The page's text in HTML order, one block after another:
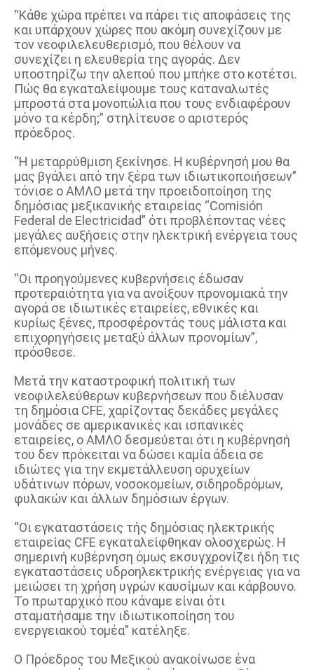
“Κάθε χώρα πρέπει να πάρει τις αποφάσεις της
και υπάρχουν χώρες που ακόμη συνεχίζουν με
τον νεοφιλελευθερισμό, που θέλουν να
συνεχίζει η ελευθερία της αγοράς. Δεν
υποστηρίζω την αλεπού που μπήκε στο κοτέτσι.
Πώς θα εγκαταλείψουμε τους καταναλωτές
μπροστά στα μονοπώλια που τους ενδιαφέρουν
μόνο τα κέρδη;” στηλίτευσε ο αριστερός
πρόεδρος.
“Η μεταρρύθμιση ξεκίνησε. Η κυβέρνησή μου θα
μας βγάλει από την ξέρα των ιδιωτικοποιήσεων”
τόνισε ο ΑΜΛΟ μετά την προειδοποίηση της
δημόσιας μεξικανικής εταιρείας “Comisión
Federal de Electricidad” ότι προβλέποντας νέες
μεγάλες αυξήσεις στην ηλεκτρική ενέργεια τους
επόμενους μήνες.
“Οι προηγούμενες κυβερνήσεις έδωσαν
προτεραιότητα για να ανοίξουν προνομιακά την
αγορά σε ιδιωτικές εταιρείες, εθνικές και
κυρίως ξένες, προσφέροντάς τους μάλιστα και
επιχορηγήσεις μεταξύ άλλων προνομίων”,
πρόσθεσε.
Μετά την καταστροφική πολιτική των
νεοφιλελεύθερων κυβερνήσεων που διέλυσαν
τη δημόσια CFE, χαρίζοντας δεκάδες μεγάλες
μονάδες σε αμερικανικές και ισπανικές
εταιρείες, ο ΑΜΛΟ δεσμεύεται ότι η κυβέρνησή
του δεν πρόκειται να δώσει καμία άδεια σε
ιδιώτες για την εκμετάλλευση ορυχείων
υδάτινων πόρων, νοσοκομείων, σιδηροδρόμων,
φυλακών και άλλων δημόσιων έργων.
“Οι εγκαταστάσεις τής δημόσιας ηλεκτρικής
εταιρείας CFE εγκαταλείφθηκαν ολοσχερώς. Η
σημερινή κυβέρνηση όμως εκσυγχρονίζει ήδη τις
εγκαταστάσεις υδροηλεκτρικής ενέργειας για να
μειώσει τη χρήση υγρών καυσίμων και κάρβουνο.
Το πρωταρχικό που κάναμε είναι ότι
σταματήσαμε την ιδιωτικοποίηση του
ενεργειακού τομέα” κατέληξε.
Ο Πρόεδρος του Μεξικού ανακοίνωσε ένα